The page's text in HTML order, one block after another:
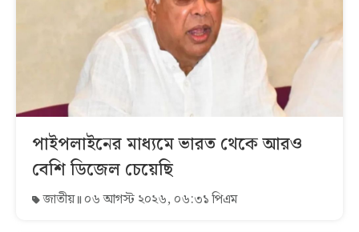
পাইপলাইনের মাধ্যমে ভারত থেকে আরও
বেশি ডিজেল চেয়েছি
জাতীয় ০৬ আগস্ট ২০২৬, ০৬:৩১ পিএম